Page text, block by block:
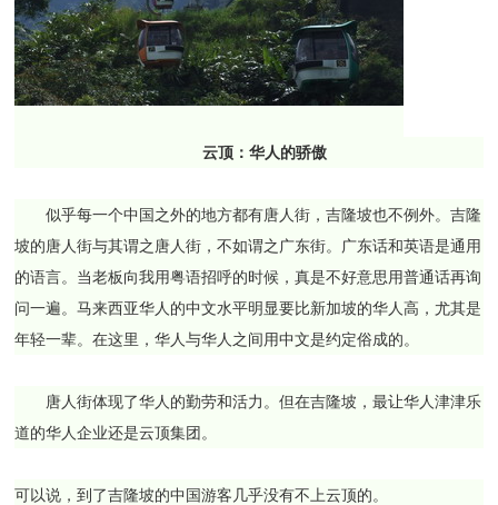
云顶：华人的骄傲
似乎每一个中国之外的地方都有唐人街，吉隆坡也不例外。吉隆
坡的唐人街与其谓之唐人街，不如谓之广东街。广东话和英语是通用
的语言。当老板向我用粤语招呼的时候，真是不好意思用普通话再询
问一遍。马来西亚华人的中文水平明显要比新加坡的华人高，尤其是
年轻一辈。在这里，华人与华人之间用中文是约定俗成的。
唐人街体现了华人的勤劳和活力。但在吉隆坡，最让华人津津乐
道的华人企业还是云顶集团。
可以说，到了吉隆坡的中国游客几乎没有不上云顶的。